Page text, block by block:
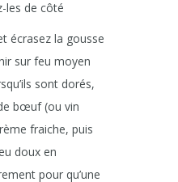
les de côté
écrasez la gousse
sur feu moyen
sont dorés,
bœuf (ou vin
fraiche, puis
doux en
pour qu’une